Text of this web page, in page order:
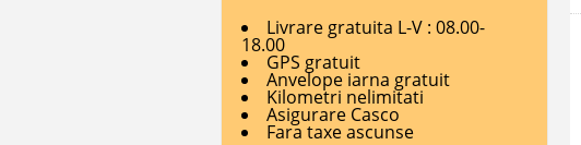
Livrare gratuita L-V : 08.00-
18.00
GPS gratuit
Anvelope iarna gratuit
Kilometri nelimitati
Asigurare Casco
Fara taxe ascunse